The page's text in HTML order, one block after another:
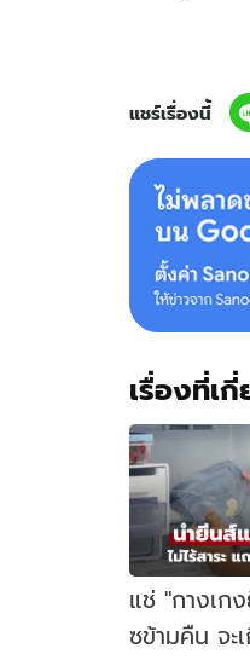
แชร์เรื่องนี้
เรื่องที่เ
แช่ "กางเก
ซข้ามคืน จะ